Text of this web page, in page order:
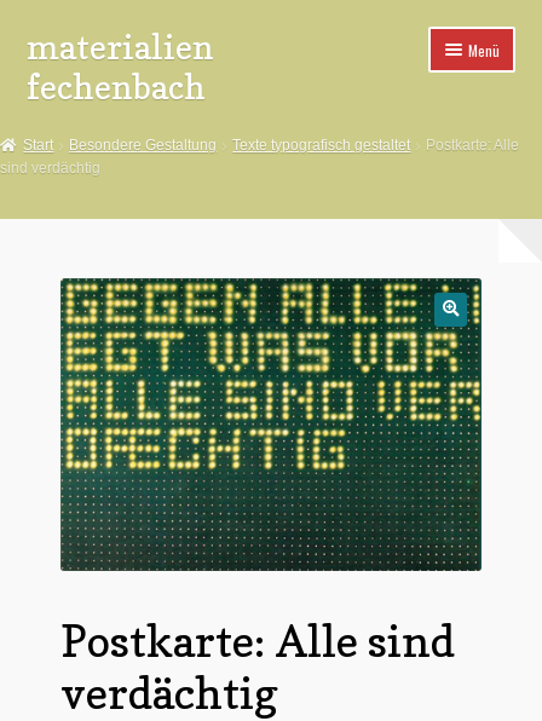
Zur
Navigation
springen
Zum
Inhalt
springen
materialien
fechenbach
Menü
*Aufkleber
*Poster
*Fahnen
*Aufnäher
*Buttonteile+Maschinen
*Postkarten
Schnäppchen
Dies + Das
Start Besondere Gestaltung Texte typografisch gestaltet
Postkarte: Alle
sind verdächtig
🔍
Postkarte: Alle sind
verdächtig